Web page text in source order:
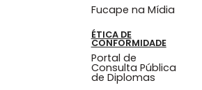
Fucape na Mídia
ÉTICA DE
CONFORMIDADE
Portal de
Consulta Pública
de Diplomas